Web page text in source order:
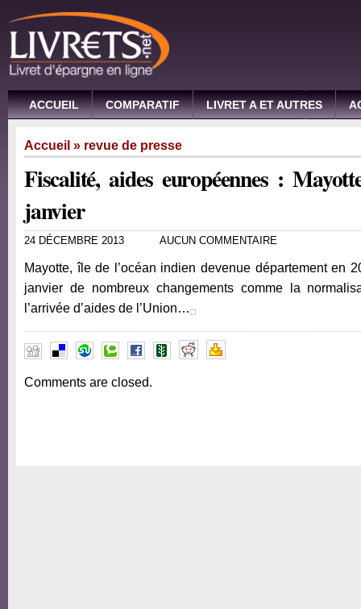
ACCUEIL COMPARATIF LIVRET A ET AUTRES
Accueil » revue de presse
Fiscalité, aides européennes :
janvier
24 DÉCEMBRE 2013 AUCUN COMMENTAIRE
Mayotte, île de l’océan indien devenue département en
janvier de nombreux changements comme la
l’arrivée d’aides de l’Union…
Comments are closed.